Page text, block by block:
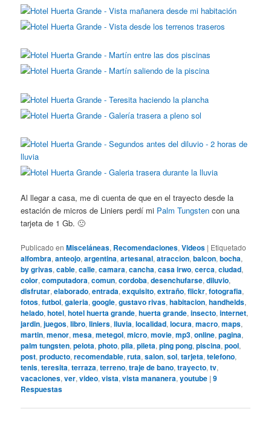
Al llegar a casa, me di cuenta de que en el trayecto desde la
estación de micros de Liniers perdí mi Palm Tungsten con una
tarjeta de 1 Gb. 🙁
Publicado en Misceláneas, Recomendaciones,Videos | Etiquetado
alfombra,anteojo,argentina,artesanal,atraccion,balcon,bocha,
by grivas,cable,calle,camara,cancha,casa irwo,cerca,ciudad,
color,computadora,comun,cordoba,desenchufarse,diluvio,
disfrutar,elaborado,entrada,exquisito,extraño,flickr,fotografia,
fotos,futbol,galeria,google,gustavo rivas,habitacion,handhelds,
helado,hotel,hotel huerta grande,huerta grande,insecto,internet,
jardin,juegos,libro,liniers,lluvia,localidad,locura,macro,maps,
martin,menor,mesa,metegol,micro,movie,mp3,online,pagina,
palm tungsten,pelota,photo,pila,pileta,ping pong,piscina,pool,
post,producto,recomendable,ruta,salon,sol,tarjeta,telefono,
tenis,teresita,terraza,terreno,traje de bano,trayecto,tv,
vacaciones,ver,video,vista,vista mananera,youtube |9
Respuestas